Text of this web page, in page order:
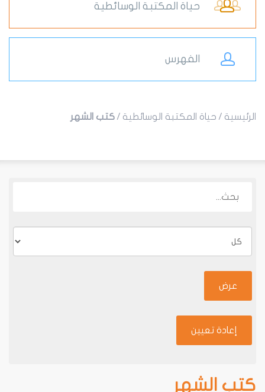
حياة المكتبة الوسائطية
الفهرس
/ حياة المكتبة الوسائطية /كتب الشهر
الشهر